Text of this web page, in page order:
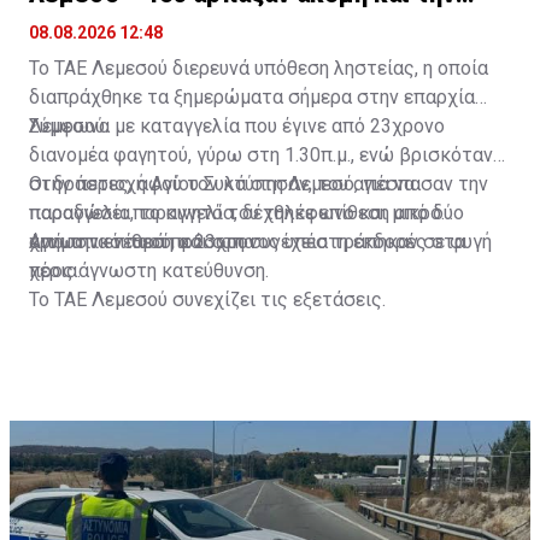
παραγγελία
08.08.2026 12:48
Το ΤΑΕ Λεμεσού διερευνά υπόθεση ληστείας, η οποία
διαπράχθηκε τα ξημερώματα σήμερα στην επαρχία
Λεμεσού.
Σύμφωνα με καταγγελία που έγινε από 23χρονο
διανομέα φαγητού, γύρω στη 1.30π.μ., ενώ βρισκόταν
στην περιοχή Αγίου Συλά στη Λεμεσό, για να
παραδώσει παραγγελία, δέχθηκε επίθεση από δύο
άγνωστα νεαρά πρόσωπα.
Οι δράστες, αφού τον κτύπησαν, του απέσπασαν την
παραγγελία, το κινητό του τηλέφωνο και μικρό
χρηματικό ποσό, και στη συνέχεια τράπηκαν σε φυγή
προς άγνωστη κατεύθυνση.
Από την επίθεση ο 23χρονος υπέστη εκδορές στα
χέρια.
Το ΤΑΕ Λεμεσού συνεχίζει τις εξετάσεις.